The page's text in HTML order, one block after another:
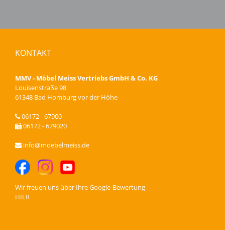
KONTAKT
MMV - Möbel Meiss Vertriebs GmbH & Co. KG
Louisenstraße 98
61348 Bad Homburg vor der Höhe
06172 - 67900
06172 - 679020
info@moebelmeiss.de
Wir freuen uns über IhreGoogle-Bewertung
HIER